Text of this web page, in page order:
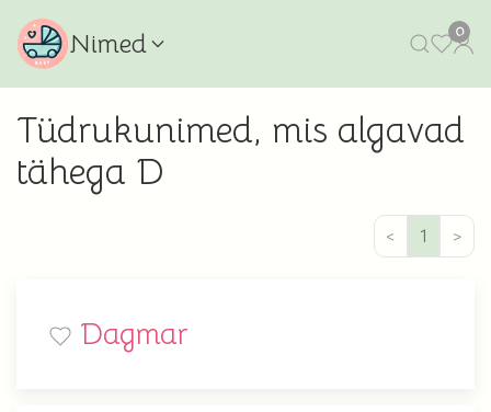
Nimed 0
Tüdrukunimed, mis algavad
tähega D
< 1 >
Dagmar